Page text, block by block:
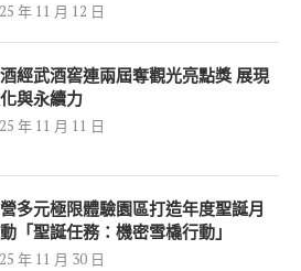
年 11 月 12 日
經武酒窖連兩屆奪觀光亮點獎 展現
與永續力
年 11 月 11 日
多元極限體驗園區打造年度聖誕月
「聖誕任務：機密雪橇行動」
年 11 月 30 日